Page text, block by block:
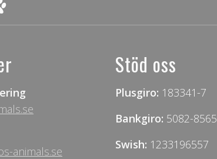
animals.se
Stöd oss
Plusgiro: 183341-7
Bankgiro: 5082-8565
Swish: 1233196557